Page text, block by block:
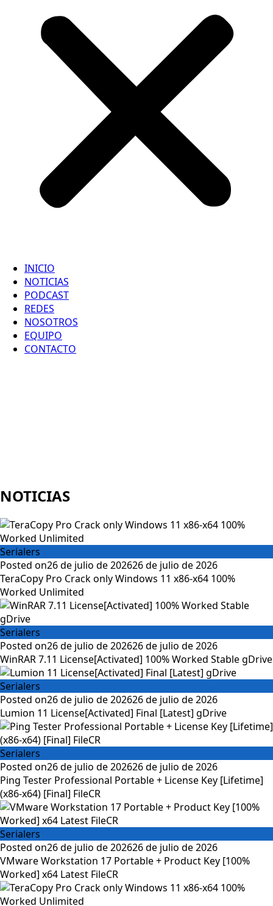
INICIO
NOTICIAS
PODCAST
REDES
NOSOTROS
EQUIPO
CONTACTO
NOTICIAS
Serialers
Posted on26 de julio de 202626 de julio de 2026
TeraCopy Pro Crack only Windows 11 x86-x64 100%
Worked Unlimited
Serialers
Posted on26 de julio de 202626 de julio de 2026
WinRAR 7.11 License[Activated] 100% Worked Stable gDrive
Serialers
Posted on26 de julio de 202626 de julio de 2026
Lumion 11 License[Activated] Final [Latest] gDrive
Serialers
Posted on26 de julio de 202626 de julio de 2026
Ping Tester Professional Portable + License Key [Lifetime]
(x86-x64) [Final] FileCR
Serialers
Posted on26 de julio de 202626 de julio de 2026
VMware Workstation 17 Portable + Product Key [100%
Worked] x64 Latest FileCR